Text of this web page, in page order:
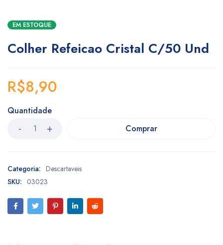
EM ESTOQUE
Colher Refeicao Cristal C/50 Und
R$8,90
Quantidade
Comprar
Categoria: Descartaveis
SKU: 03023